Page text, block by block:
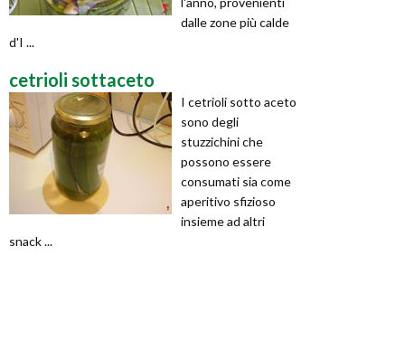
dalle zone più calde
d'I ...
cetrioli sottaceto
I cetrioli sotto aceto
sono degli
stuzzichini che
possono essere
consumati sia come
aperitivo sfizioso
insieme ad altri
snack ...